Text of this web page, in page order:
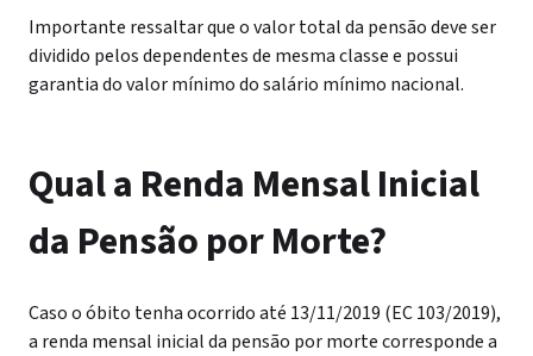
Importante ressaltar que o valor total da pensão deve ser
dividido pelos dependentes de mesma classe e possui
garantia do valor mínimo do salário mínimo nacional.
Qual a Renda Mensal Inicial
da Pensão por Morte?
Caso o óbito tenha ocorrido até 13/11/2019 (EC 103/2019),
a renda mensal inicial da pensão por morte corresponde a